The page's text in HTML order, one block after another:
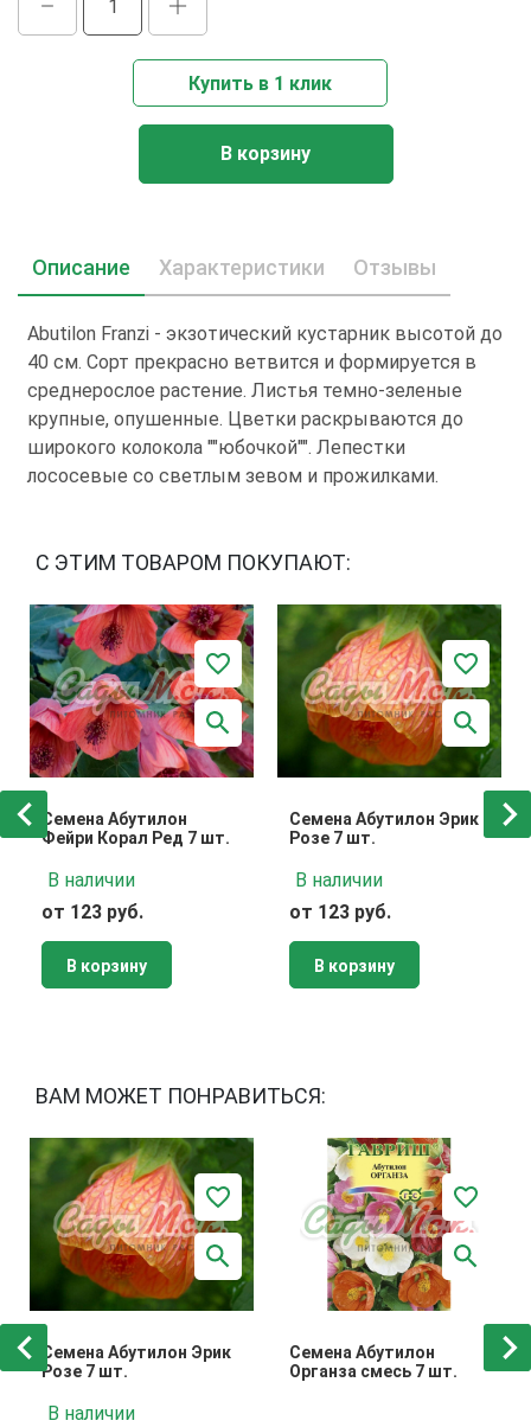
Купить в 1 клик
В корзину
Описание Характеристики Отзывы
Abutilon Franzi - экзотический кустарник высотой до
40 см. Сорт прекрасно ветвится и формируется в
среднерослое растение. Листья темно-зеленые
крупные, опушенные. Цветки раскрываются до
широкого колокола ""юбочкой"". Лепестки
лососевые со светлым зевом и прожилками.
С ЭТИМ ТОВАРОМ ПОКУПАЮТ:
Семена Абутилон
Фейри Корал Ред 7 шт.
В наличии
от 123 руб.
В корзину
Семена Абутилон Эрик
Розе 7 шт.
В наличии
от 123 руб.
В корзину
ВАМ МОЖЕТ ПОНРАВИТЬСЯ:
Семена Абутилон Эрик
Розе 7 шт.
В наличии
Семена Абутилон
Органза смесь 7 шт.